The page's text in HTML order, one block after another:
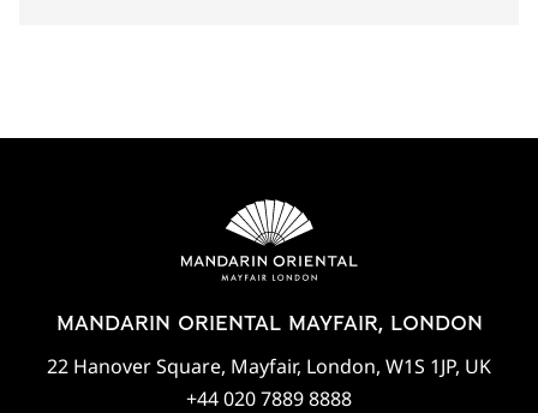
MANDARIN ORIENTAL MAYFAIR, LONDON
22 Hanover Square, Mayfair, London, W1S 1JP, UK
+44 020 7889 8888